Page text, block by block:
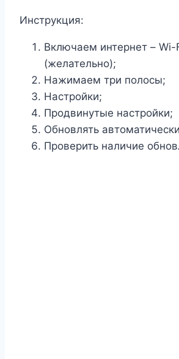
Инструкция:
Включаем интернет – Wi-
(желательно);
Нажимаем три полосы;
Настройки;
Продвинутые настройки;
Обновлять
Проверить наличие